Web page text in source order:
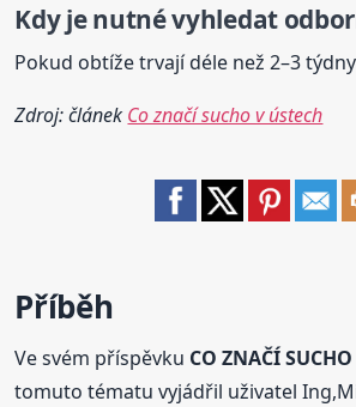
Kdy je nutné vyhledat
Pokud obtíže trvají déle než 2–3
Zdroj: článek Co značí sucho v ústech
Příběh
Ve svém příspěvku CO ZNAČÍ SUCHO
tomuto tématu vyjádřil uživatel